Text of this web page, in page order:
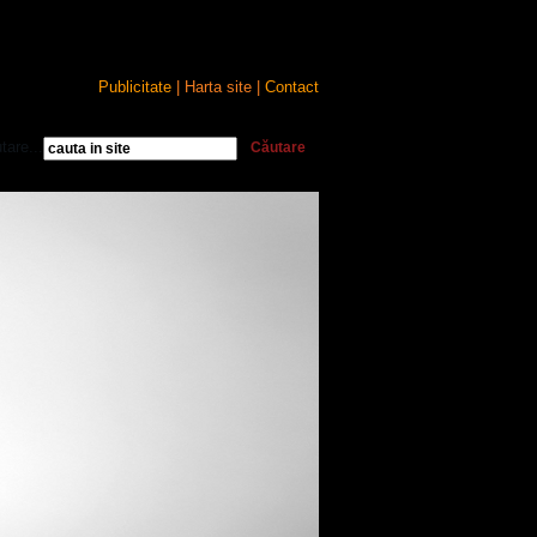
Publicitate | Harta site | Contact